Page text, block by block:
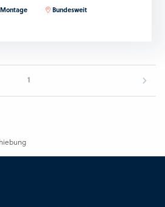
Montage
Bundesweit
1